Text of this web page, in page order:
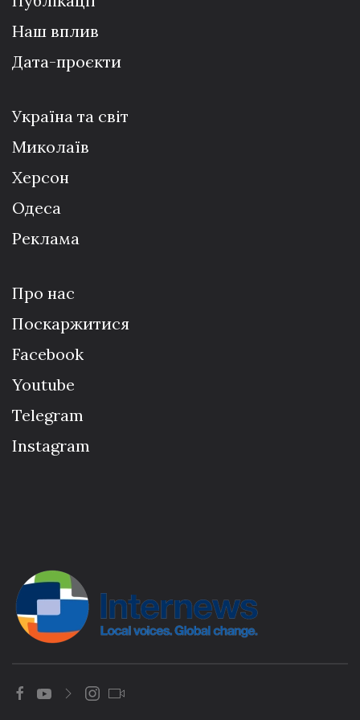
Наш вплив
Дата-проєкти
Україна та світ
Миколаїв
Херсон
Одеса
Реклама
Про нас
Поскаржитися
Facebook
Youtube
Telegram
Instagram